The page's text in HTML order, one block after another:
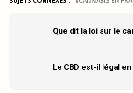
Que dit la loi sur le
Le CBD est-il légal